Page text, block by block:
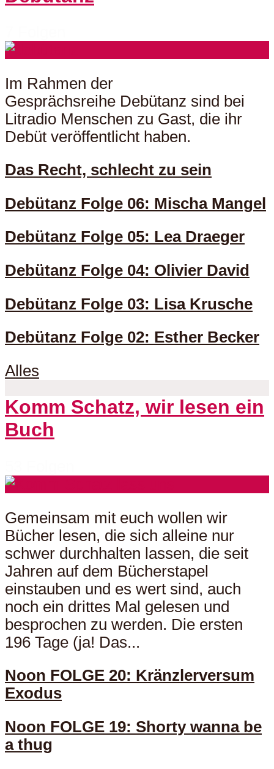
Im Rahmen der
Gesprächsreihe Debütanz sind bei
Litradio Menschen zu Gast, die ihr
Debüt veröffentlicht haben.
Das Recht, schlecht zu sein
Debütanz Folge 06: Mischa Mangel
Debütanz Folge 05: Lea Draeger
Debütanz Folge 04: Olivier David
Debütanz Folge 03: Lisa Krusche
Debütanz Folge 02: Esther Becker
Alles
Komm Schatz, wir lesen ein
Buch
Gemeinsam mit euch wollen wir
Bücher lesen, die sich alleine nur
schwer durchhalten lassen, die seit
Jahren auf dem Bücherstapel
einstauben und es wert sind, auch
noch ein drittes Mal gelesen und
besprochen zu werden. Die ersten
196 Tage (ja! Das...
Noon FOLGE 20: Kränzlerversum
Exodus
Noon FOLGE 19: Shorty wanna be
a thug